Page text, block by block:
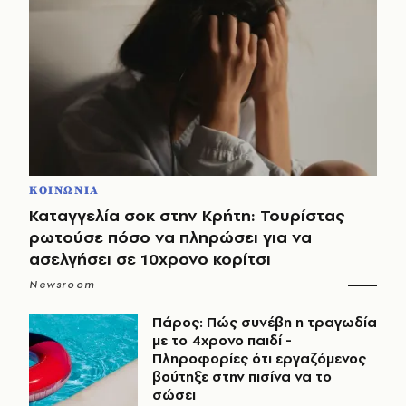
ΚΟΙΝΩΝΙΑ
Καταγγελία σοκ στην Κρήτη: Τουρίστας
ρωτούσε πόσο να πληρώσει για να
ασελγήσει σε 10χρονο κορίτσι
Newsroom
Πάρος: Πώς συνέβη η τραγωδία
με το 4χρονο παιδί -
Πληροφορίες ότι εργαζόμενος
βούτηξε στην πισίνα να το
σώσει